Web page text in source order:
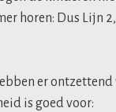
horen: Dus Lijn
er
is goed voor: